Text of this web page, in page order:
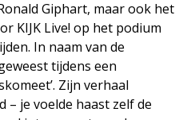
Giphart, maar ook het
KIJK Live! op het podium
In naam van de
tijdens een
Zijn verhaal
– je voelde haast zelf de